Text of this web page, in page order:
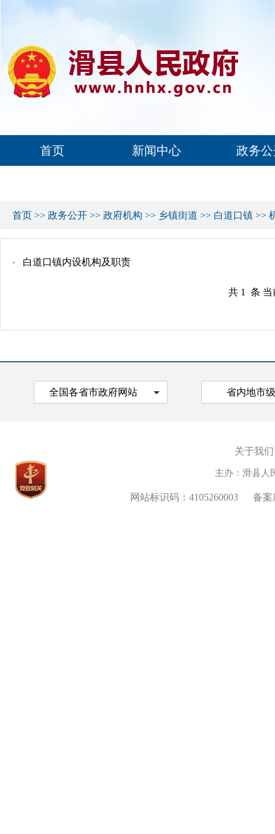
首页 新闻中心 政务
首页 >> 政务公开 >> 政府机构 >> 乡镇街道 >> 白道口镇 >>
白道口镇内设机构及职责
共 1 条
全国各省市政府网站 省内地市
关于我们
主办：滑县人
网站标识码：4105260003 备案